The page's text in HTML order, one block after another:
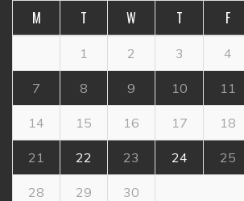
M T W T F
1 2 3 4
7 8 9 10 11
14 15 16 17 18
21 22 23 24 25
28 29 30